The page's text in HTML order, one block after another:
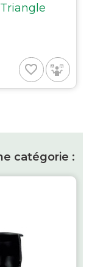
favorite_border
catégorie :